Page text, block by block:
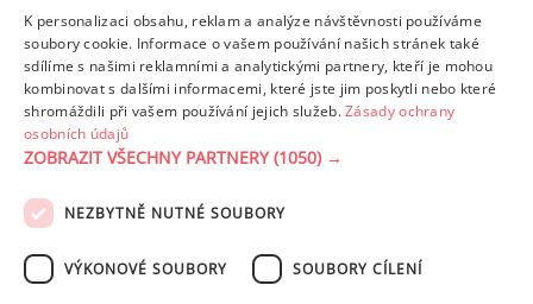
Tuk
z toho nas. mastné kyseliny
9.60 g
5.37 g
Detailní rozpis
PODMÍNKY UŽITÍ ZÁSADY OCHRANY OSOBNÍCH ÚDAJŮ
NASTAVENÍ COOKIES
K personalizaci obsahu, reklam a analýze návštěvnosti používáme
soubory cookie. Informace o vašem používání našich stránek také
sdílíme s našimi reklamními a analytickými partnery, kteří je mohou
kombinovat s dalšími informacemi, které jste jim poskytli nebo které
shromáždili při vašem používání jejich služeb.Zásady ochrany
osobních údajů
ZOBRAZIT VŠECHNY PARTNERY(1050) →
NEZBYTNĚ NUTNÉ SOUBORY
VÝKONOVÉ SOUBORY SOUBORY CÍLENÍ